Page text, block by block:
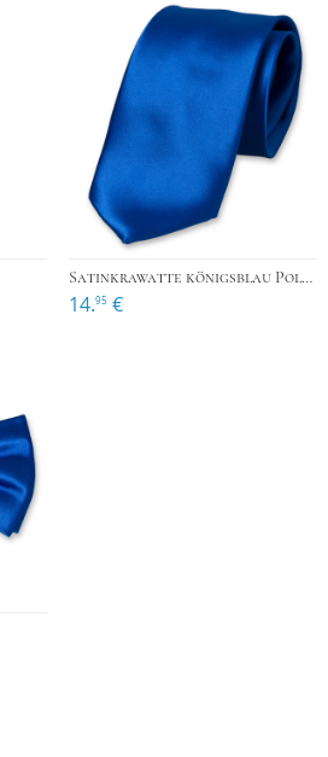
Satinkrawatte königsblau Polyester
14.95 €